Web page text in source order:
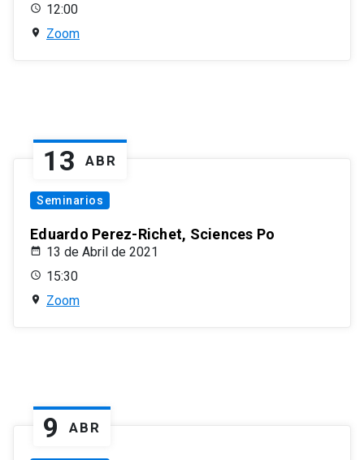
12:00
Zoom
13 ABR
Seminarios
Eduardo Perez-Richet, Sciences Po
13 de Abril de 2021
15:30
Zoom
9 ABR